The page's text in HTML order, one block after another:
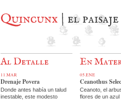
Quincunx | el
Al Detalle
11.MAR
Drenaje Povera
Donde antes había un talud
inestable, este modesto
En
05.ENE
Ceanothus
Ceanoto, el
flores de un azul